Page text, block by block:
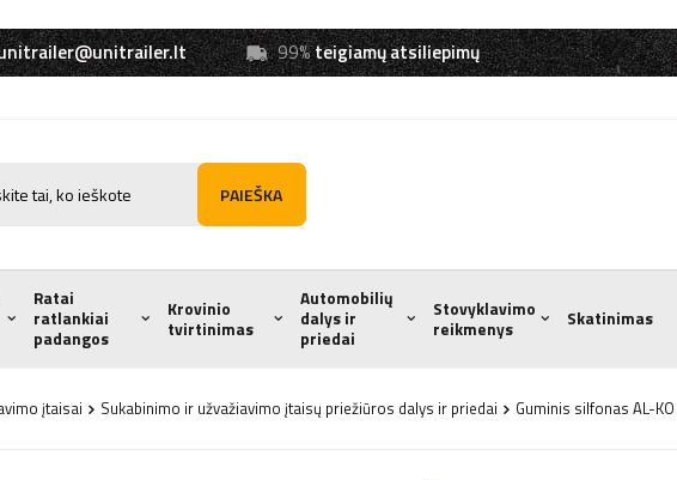
99%teigiamų atsiliepimų
PAIEŠKA
Ratai
ratlankiai
padangos
Krovinio
tvirtinimas
Automobilių
dalys ir
priedai
Stovyklavimo
reikmenys
Skatinimas
įtaisai Sukabinimo ir užvažiavimo įtaisų priežiūros dalys ir priedai Guminis silfonas AL-